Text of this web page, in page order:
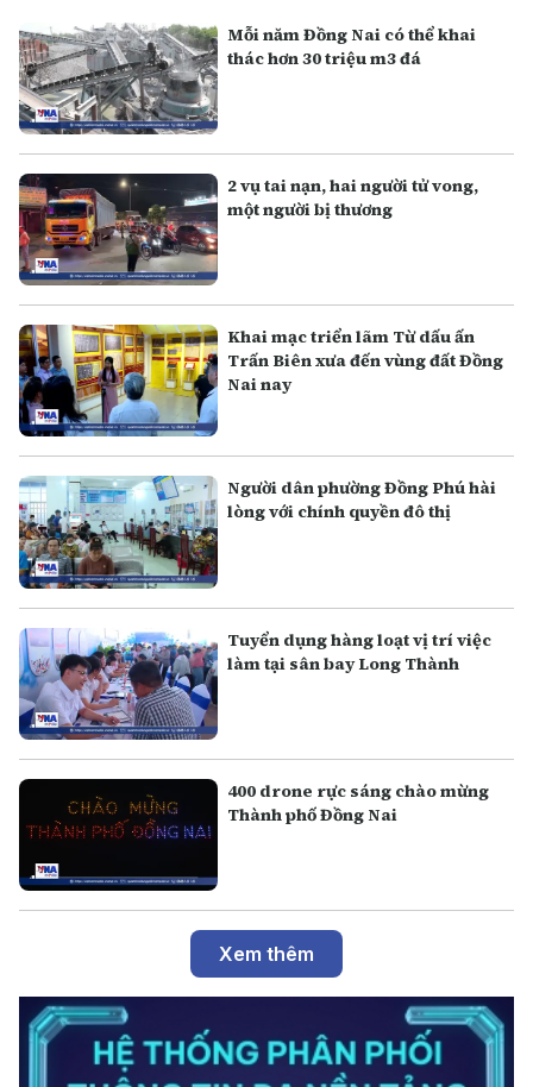
Mỗi năm Đồng Nai có thể khai
thác hơn 30 triệu m3 đá
2 vụ tai nạn, hai người tử vong,
một người bị thương
Khai mạc triển lãm Từ dấu ấn
Trấn Biên xưa đến vùng đất Đồng
Nai nay
Người dân phường Đồng Phú hài
lòng với chính quyền đô thị
Tuyển dụng hàng loạt vị trí việc
làm tại sân bay Long Thành
400 drone rực sáng chào mừng
Thành phố Đồng Nai
Xem thêm